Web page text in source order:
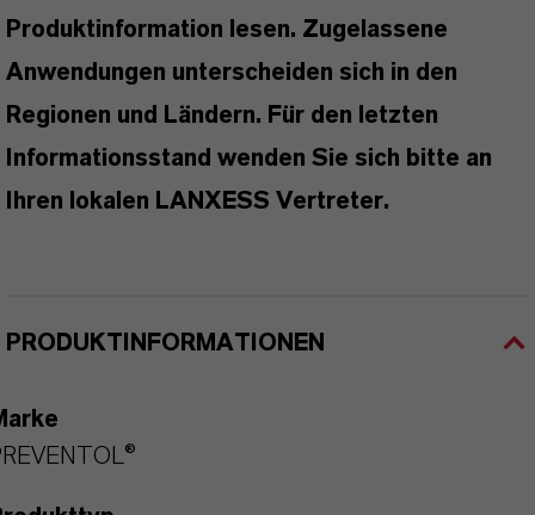
Produktinformation lesen. Zugelassene
Anwendungen unterscheiden sich in den
Regionen und Ländern. Für den letzten
Informationsstand wenden Sie sich bitte an
Ihren lokalen LANXESS Vertreter.
PRODUKTINFORMATIONEN